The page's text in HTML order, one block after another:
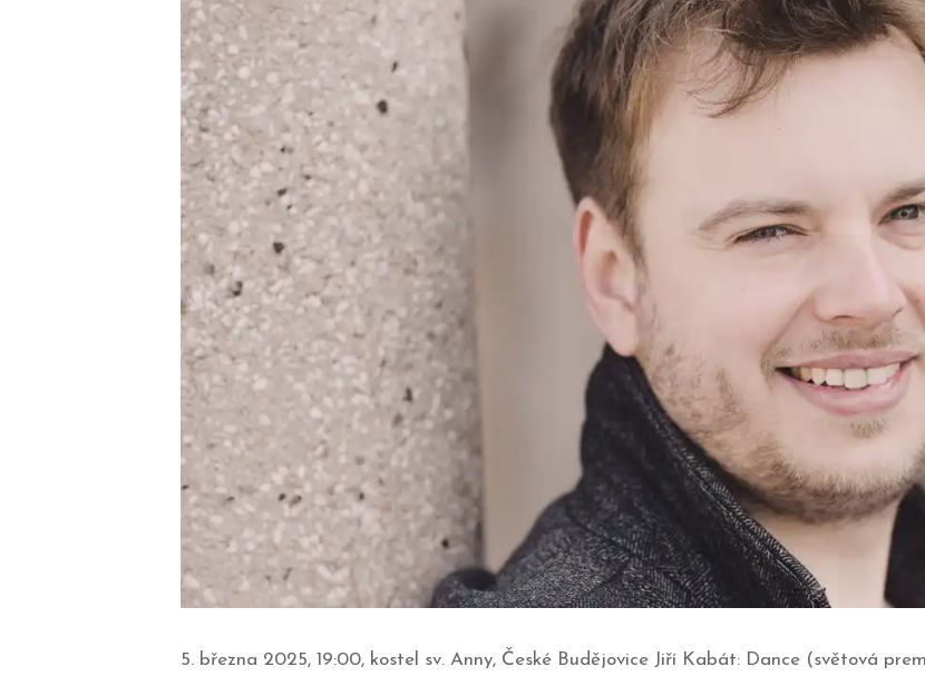
5. března 2025, 19:00, kostel sv. Anny, České Budějovice Jiří Kabát: Dance (světová